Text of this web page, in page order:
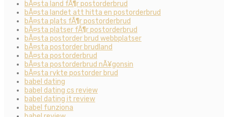
bÃ¤sta land fÃ¶r postorderbrud
bÃ¤sta landet att hitta en postorderbrud
bÃ¤sta plats fÃ¶r postorderbrud
bÃ¤sta platser fÃ¶r postorderbrud
bÃ¤sta postorder brud webbplatser
bÃ¤sta postorder brudland
bÃ¤sta postorderbrud
bÃ¤sta postorderbrud nÃ¥gonsin
bÃ¤sta rykte postorder brud
babel dating
babel dating cs review
babel dating it review
babel funziona